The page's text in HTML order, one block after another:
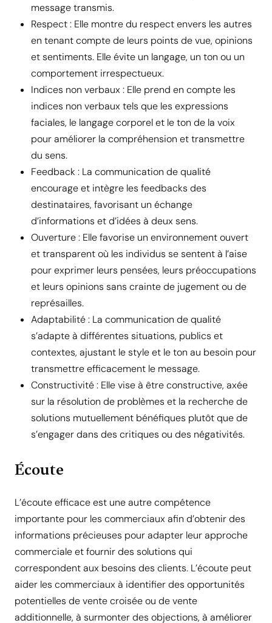
message transmis.
Respect : Elle montre du respect envers les autres
en tenant compte de leurs points de vue, opinions
et sentiments. Elle évite un langage, un ton ou un
comportement irrespectueux.
Indices non verbaux : Elle prend en compte les
indices non verbaux tels que les expressions
faciales, le langage corporel et le ton de la voix
pour améliorer la compréhension et transmettre
du sens.
Feedback : La communication de qualité
encourage et intègre les feedbacks des
destinataires, favorisant un échange
d’informations et d’idées à deux sens.
Ouverture : Elle favorise un environnement ouvert
et transparent où les individus se sentent à l’aise
pour exprimer leurs pensées, leurs préoccupations
et leurs opinions sans crainte de jugement ou de
représailles.
Adaptabilité : La communication de qualité
s’adapte à différentes situations, publics et
contextes, ajustant le style et le ton au besoin pour
transmettre efficacement le message.
Constructivité : Elle vise à être constructive, axée
sur la résolution de problèmes et la recherche de
solutions mutuellement bénéfiques plutôt que de
s’engager dans des critiques ou des négativités.
Écoute
L’écoute efficace est une autre compétence
importante pour les commerciaux afin d’obtenir des
informations précieuses pour adapter leur approche
commerciale et fournir des solutions qui
correspondent aux besoins des clients. L’écoute peut
aider les commerciaux à identifier des opportunités
potentielles de vente croisée ou de vente
additionnelle, à surmonter des objections, à améliorer